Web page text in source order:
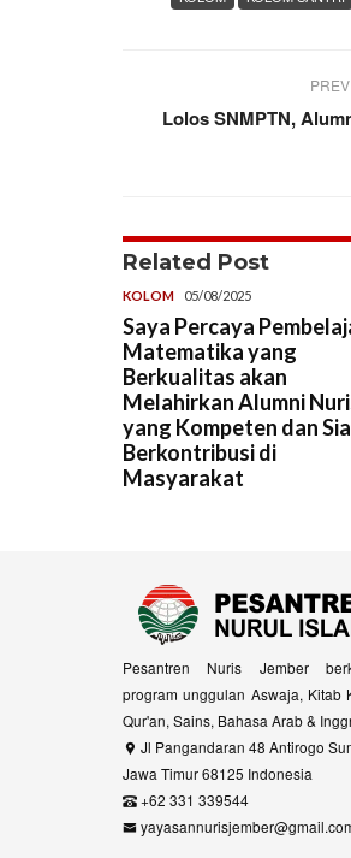
Lolos SNMPTN,
Related Post
KOLOM 05/08/2025
Saya Percaya
Matematika yang
Berkualitas akan
Melahirkan Alumni
yang Kompeten dan
Berkontribusi di
Masyarakat
Pesantren Nuris Jember
program unggulan Aswaja, Kitab
Qur'an, Sains, Bahasa Arab &
Jl Pangandaran 48 Antirogo
Jawa Timur 68125 Indonesia
+62 331 339544